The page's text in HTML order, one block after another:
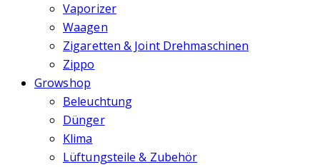
Vaporizer
Waagen
Zigaretten & Joint Drehmaschinen
Zippo
Growshop
Beleuchtung
Dünger
Klima
Lüftungsteile & Zubehör